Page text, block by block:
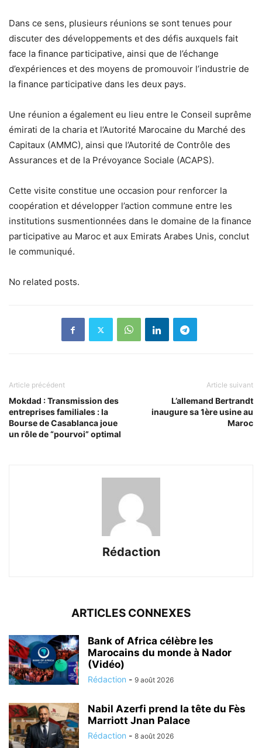
Dans ce sens, plusieurs réunions se sont tenues pour
discuter des développements et des défis auxquels fait
face la finance participative, ainsi que de l’échange
d’expériences et des moyens de promouvoir l’industrie de
la finance participative dans les deux pays.
Une réunion a également eu lieu entre le Conseil suprême
émirati de la charia et l’Autorité Marocaine du Marché des
Capitaux (AMMC), ainsi que l’Autorité de Contrôle des
Assurances et de la Prévoyance Sociale (ACAPS).
Cette visite constitue une occasion pour renforcer la
coopération et développer l’action commune entre les
institutions susmentionnées dans le domaine de la finance
participative au Maroc et aux Emirats Arabes Unis, conclut
le communiqué.
No related posts.
Article précédent
Mokdad : Transmission des
entreprises familiales : la
Bourse de Casablanca joue
un rôle de “pourvoi” optimal
Article suivant
L’allemand Bertrandt
inaugure sa 1ère usine au
Maroc
Rédaction
ARTICLES CONNEXES
Bank of Africa célèbre les
Marocains du monde à Nador
(Vidéo)
Rédaction - 9 août 2026
Nabil Azerfi prend la tête du Fès
Marriott Jnan Palace
Rédaction - 8 août 2026